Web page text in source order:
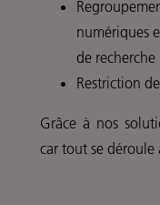
numériques
de
Restriction
Grâce à nos
car tout se déroule